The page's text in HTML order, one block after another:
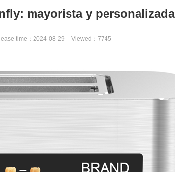
mayorista y personalizada
time：2024-08-29 Viewed： 7745